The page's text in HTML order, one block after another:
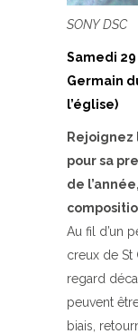
SONY DSC
Samedi 29
Germain
l’église)
Rejoignez
pour sa
de
c
Au fil d’un
creux de St
regard
peuvent
biais,